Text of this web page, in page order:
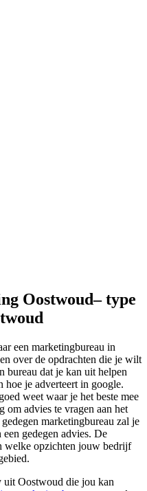
Oostwoud– type
een marketingbureau in
over de opdrachten die je wilt
bureau dat je kan uit helpen
je adverteert in google.
weet waar je het beste mee
om advies te vragen aan het
marketingbureau zal je
gedegen advies. De
welke opzichten jouw bedrijf
uit Oostwoud die jou kan